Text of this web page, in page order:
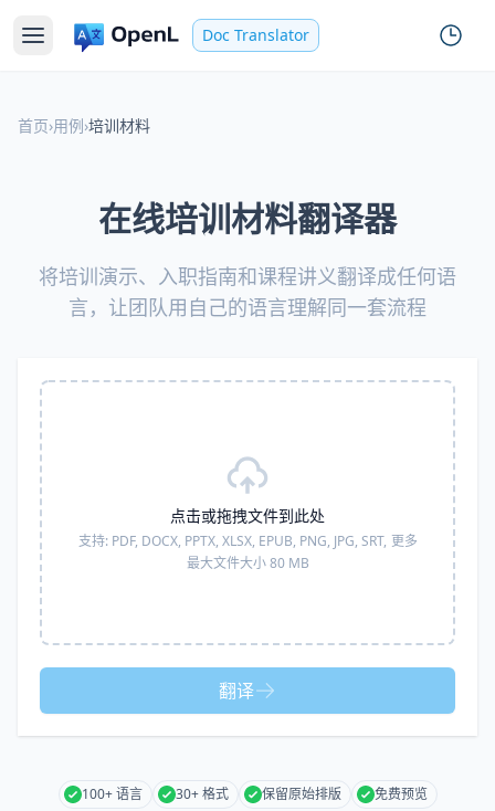
Doc Translator
首页›用例›培训材料
在线培训材料翻译器
将培训演示、入职指南和课程讲义翻译成任何语
言，让团队用自己的语言理解同一套流程
点击或拖拽文件到此处
支持: PDF, DOCX, PPTX, XLSX, EPUB, PNG, JPG, SRT, 更多
最大文件大小 80 MB
翻译
100+ 语言 30+ 格式 保留原始排版 免费预览